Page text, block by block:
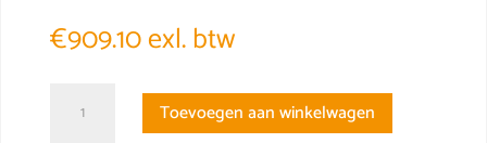
€909.10exl. btw
Kogelomloopspil
Toevoegen aan winkelwagen